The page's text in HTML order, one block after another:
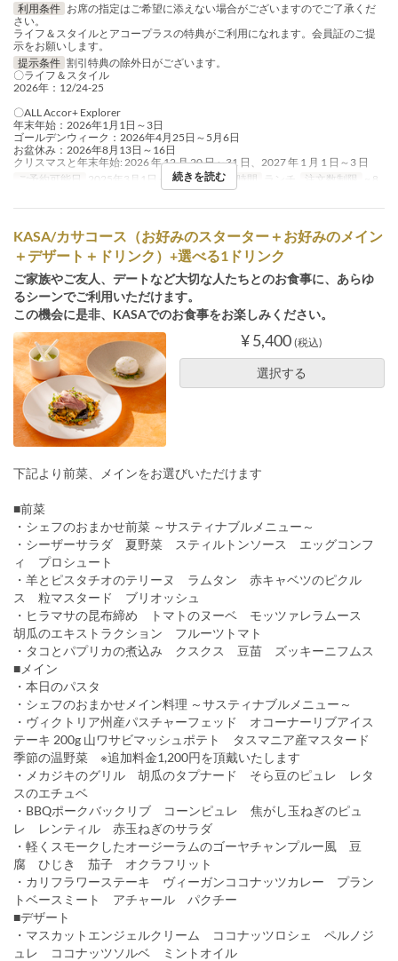
利用条件 お席の指定はご希望に添えない場合がございますのでご了承くだ
さい。
ライフ＆スタイルとアコープラスの特典がご利用になれます。会員証のご提
示をお願いします。
提示条件 割引特典の除外日がございます。
〇ライフ＆スタイル
2026年：12/24-25
〇ALL Accor+ Explorer
年末年始：2026年1月1日～3日
ゴールデンウィーク：2026年4月25日～5月6日
お盆休み：2026年8月13日～16日
クリスマスと年末年始: 2026 年 12 月 20 日～31 日、2027 年 1 月 1 日～3 日
ご予約可能日
2025年3月1日 ~ 8月31日 食事時間 ランチ 注文数制限 ~ 8
続きを読む
KASA/カサコース（お好みのスターター＋お好みのメイン
＋デザート＋ドリンク）+選べる1ドリンク
ご家族やご友人、デートなど大切な人たちとのお食事に、あらゆ
るシーンでご利用いただけます。
この機会に是非、KASAでのお食事をお楽しみください。
¥ 5,400 (税込)
選択する
下記より前菜、メインをお選びいただけます
■前菜
・シェフのおまかせ前菜 ～サスティナブルメニュー～
・シーザーサラダ 夏野菜 スティルトンソース エッグコンフ
ィ プロシュート
・羊とピスタチオのテリーヌ ラムタン 赤キャベツのピクル
ス 粒マスタード ブリオッシュ
・ヒラマサの昆布締め トマトのヌーベ モッツァレラムース
胡瓜のエキストラクション フルーツトマト
・タコとパプリカの煮込み クスクス 豆苗 ズッキーニフムス
■メイン
・本日のパスタ
・シェフのおまかせメイン料理 ～サスティナブルメニュー～
・ヴィクトリア州産パスチャーフェッド オコーナーリブアイス
テーキ 200g 山ワサビマッシュポテト タスマニア産マスタード
季節の温野菜 ※追加料金1,200円を頂戴いたします
・メカジキのグリル 胡瓜のタプナード そら豆のピュレ レタ
スのエチュベ
・BBQポークバックリブ コーンピュレ 焦がし玉ねぎのピュ
レ レンティル 赤玉ねぎのサラダ
・軽くスモークしたオージーラムのゴーヤチャンプルー風 豆
腐 ひじき 茄子 オクラフリット
・カリフラワーステーキ ヴィーガンココナッツカレー プラン
トベースミート アチャール パクチー
■デザート
・マスカットエンジェルクリーム ココナッツロシェ ペルノジ
ュレ ココナッツソルベ ミントオイル